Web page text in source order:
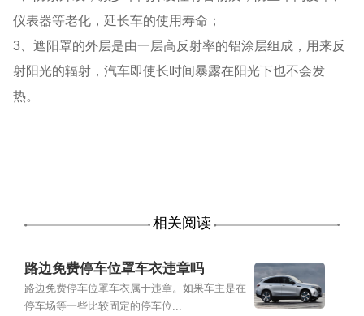
仪表器等老化，延长车的使用寿命；
3、遮阳罩的外层是由一层高反射率的铝涂层组成，用来反
射阳光的辐射，汽车即使长时间暴露在阳光下也不会发
热。
相关阅读
路边免费停车位罩车衣违章吗
路边免费停车位罩车衣属于违章。如果车主是在
停车场等一些比较固定的停车位...